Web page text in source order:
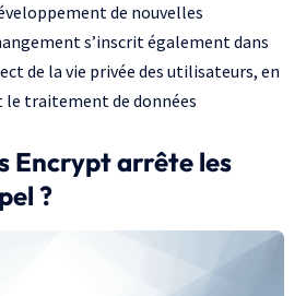
de nouvelles
s’inscrit également dans
de la vie privée des utilisateurs, en
traitement de données
Encrypt arrête les
?